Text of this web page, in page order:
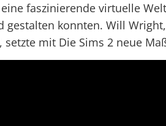
faszinierende virtuelle
gestalten konnten. Will
setzte mit Die Sims 2 neue